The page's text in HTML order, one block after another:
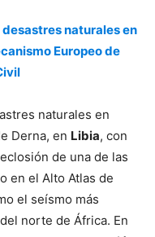
desastres naturales en
Europeo de
naturales en
Derna, en Libia, con
de una de las
en el Alto Atlas de
el seísmo más
norte de África. En